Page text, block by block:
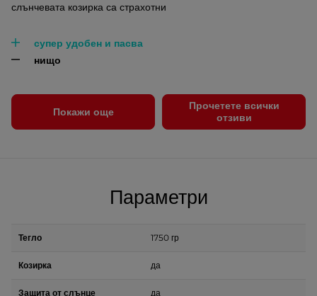
слънчевата козирка са страхотни
супер удобен и пасва
нищо
Покажи още
Прочетете всички
отзиви
Параметри
Тегло 1750 гр
Козирка да
Защита от слънце да